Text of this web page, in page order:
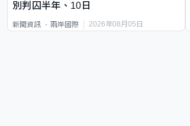
別判囚半年、10日
新聞資訊 兩岸國際 2026年08月05日